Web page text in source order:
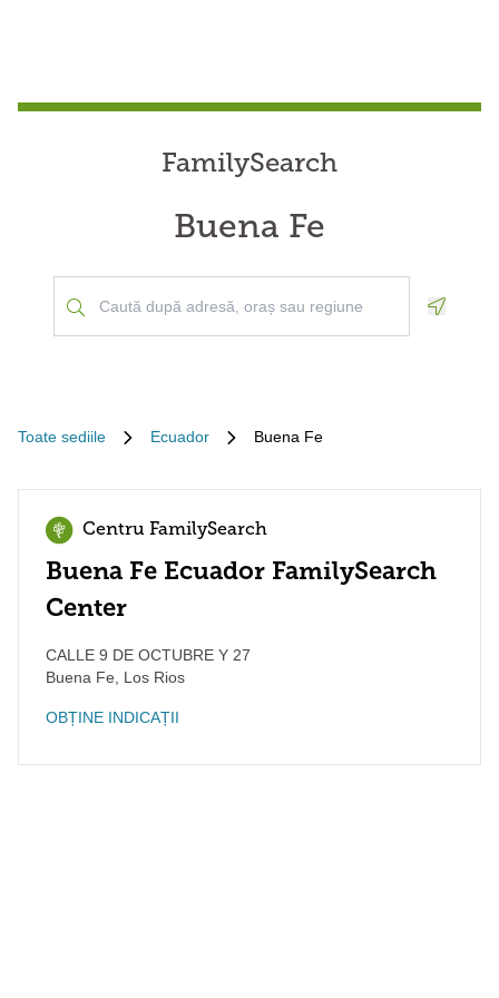
FamilySearch
Buena Fe
Toate sediile Ecuador Buena Fe
Centru FamilySearch
Buena Fe Ecuador FamilySearch
Center
CALLE 9 DE OCTUBRE Y 27
Buena Fe
Los Rios
OBȚINE INDICAȚII